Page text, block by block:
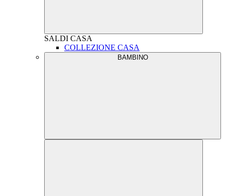
SALDI CASA
COLLEZIONE CASA
BAMBINO